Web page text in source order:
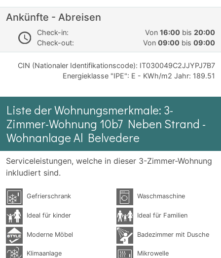
Ankünfte - Abreisen
Check-in: Von 16:00 bis 20:00
Check-out:
Von 09:00 bis 09:00
CIN (Nationaler Identifikationscode): IT030049C2JJYPJ7B7
Energieklasse "IPE": E - KWh/m2 Jahr: 189.51
Liste der Wohnungsmerkmale: 3-
Zimmer-Wohnung 10b7 Neben Strand -
Wohnanlage Al Belvedere
Serviceleistungen, welche in dieser 3-Zimmer-Wohnung
inkludiert sind.
Gefrierschrank Waschmaschine
Ideal für kinder Ideal für Familien
Moderne Möbel Badezimmer mit Dusche
Klimaanlage Mikrowelle